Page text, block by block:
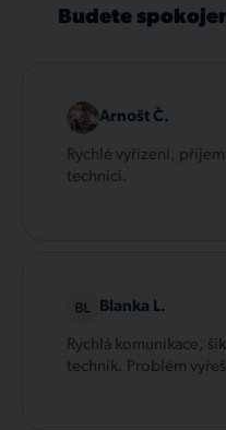
Budete
Arnošt Č.
Rychlé vyřízení,
technici.
Blanka L.
Rychlá komunikace,
technik. Problém